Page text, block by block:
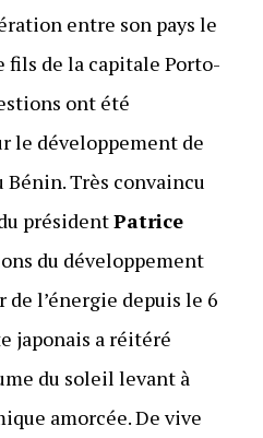
entre son pays le
fils de la capitale Porto-
ont été
le développement de
Très convaincu
présidentPatrice
du développement
de l’énergie depuis le 6
japonais a réitéré
du soleil levant à
amorcée. De vive